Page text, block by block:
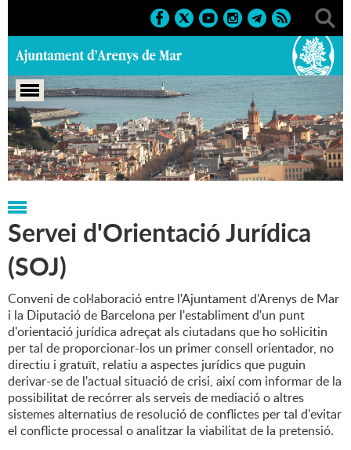
Portada > Regidories > Acció Social
Servei d'Orientació Jurídica
(SOJ)
Conveni de col·laboració entre l'Ajuntament d'Arenys de Mar
i la Diputació de Barcelona per l'establiment d'un punt
d'orientació jurídica adreçat als ciutadans que ho sol·licitin
per tal de proporcionar-los un primer consell orientador, no
directiu i gratuït, relatiu a aspectes jurídics que puguin
derivar-se de l'actual situació de crisi, així com informar de la
possibilitat de recórrer als serveis de mediació o altres
sistemes alternatius de resolució de conflictes per tal d'evitar
el conflicte processal o analitzar la viabilitat de la pretensió.